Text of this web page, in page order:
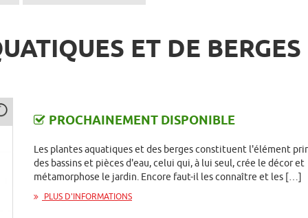
ET DE BERGES
PROCHAINEMENT DISPONIBLE
Les plantes aquatiques et des berges constituent l'élément
des bassins et pièces d'eau, celui qui, à lui seul, crée le décor et
métamorphose le jardin. Encore faut-il les connaître et les […]
PLUS D'INFORMATIONS